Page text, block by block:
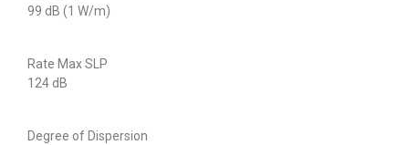
99 dB (1 W/m)
Rate Max SLP
124 dB
Degree of Dispersion